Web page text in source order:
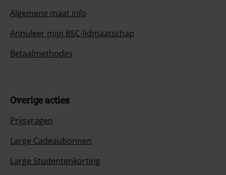
Algemene maat info
Annuleer mijn BSC-lidmaatschap
Betaalmethodes
Overige acties
Prijsvragen
Large Cadeaubonnen
Large Studentenkorting